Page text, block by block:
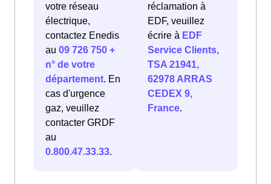
votre réseau
électrique,
contactez Enedis
au 09 726 750 +
n° de votre
département. En
cas d'urgence
gaz, veuillez
contacter GRDF
au
0.800.47.33.33.
réclamation à
EDF, veuillez
écrire à EDF
Service Clients,
TSA 21941,
62978 ARRAS
CEDEX 9,
France.